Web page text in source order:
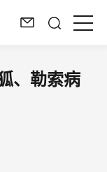
、勒索病